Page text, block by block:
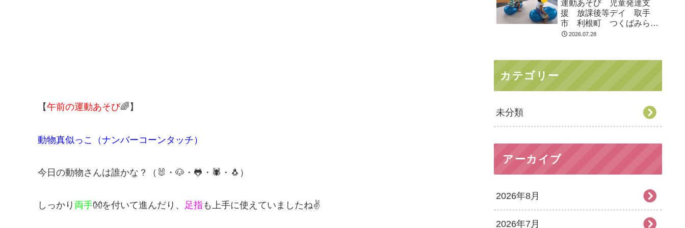
【午前の運動あそび🌈】
動物真似っこ（ナンバーコーンタッチ）
今日の動物さんは誰かな？（🐰・🐶・🐸・🕷・🐧）
しっかり 両手👐を付いて進んだり、 足指 も上手に使えていましたね✌
運動あそび 児童発達支
援 放課後等デイ 取手
市 利根町 つくばみらい
市 2026.07.28
カテゴリー
未分類
アーカイブ
2026年8月
2026年7月